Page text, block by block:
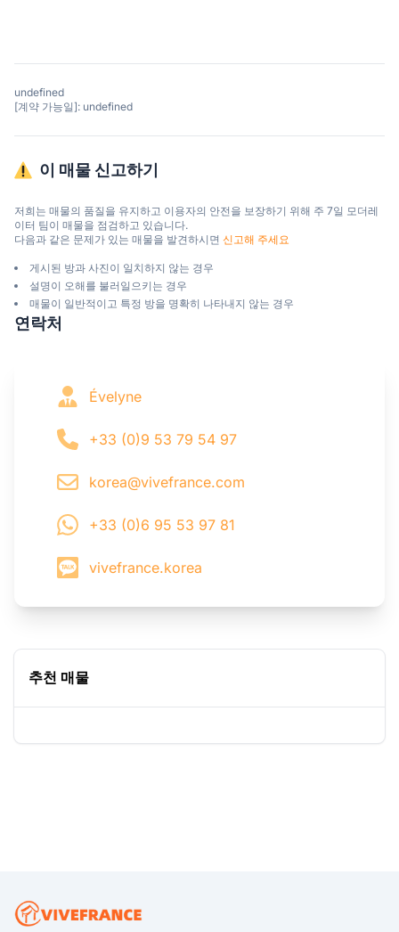
undefined
[계약 가능일]: undefined
이 매물 신고하기
저희는 매물의 품질을 유지하고 이용자의 안전을 보장하기 위해 주 7일 모더레
이터 팀이 매물을 점검하고 있습니다.
다음과 같은 문제가 있는 매물을 발견하시면 신고해 주세요
게시된 방과 사진이 일치하지 않는 경우
설명이 오해를 불러일으키는 경우
매물이 일반적이고 특정 방을 명확히 나타내지 않는 경우
연락처
Évelyne
+33 (0)9 53 79 54 97
korea@vivefrance.com
+33 (0)6 95 53 97 81
vivefrance.korea
추천 매물